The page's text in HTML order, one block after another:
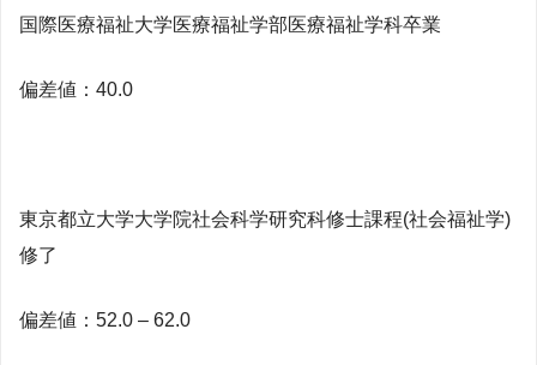
国際医療福祉大学医療福祉学部医療福祉学科卒業
偏差値：40.0
東京都立大学大学院社会科学研究科修士課程(社会福祉学)
修了
偏差値：52.0 – 62.0